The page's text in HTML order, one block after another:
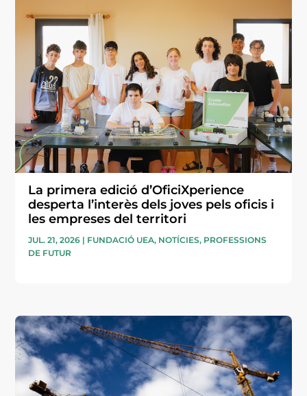
La primera edició d’OficiXperience
desperta l’interès dels joves pels oficis i
les empreses del territori
JUL. 21, 2026 | FUNDACIÓ UEA, NOTÍCIES, PROFESSIONS
DE FUTUR